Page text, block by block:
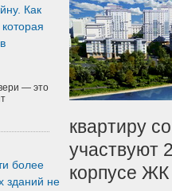
Как
— это
более
зданий не
квартиру
участвуют
корпусе